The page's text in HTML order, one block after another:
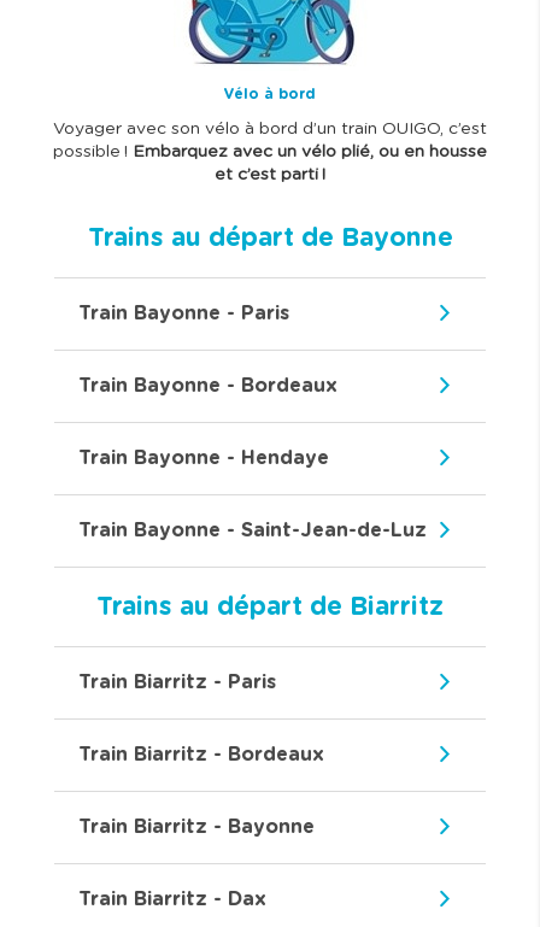
Vélo à bord
Voyager avec son vélo à bord d’un train OUIGO, c’est
possible ! Embarquez avec un vélo plié, ou en housse
et c’est parti !
Trains au départ de Bayonne
Train Bayonne - Paris
Train Bayonne - Bordeaux
Train Bayonne - Hendaye
Train Bayonne - Saint-Jean-de-Luz
Trains au départ de Biarritz
Train Biarritz - Paris
Train Biarritz - Bordeaux
Train Biarritz - Bayonne
Train Biarritz - Dax